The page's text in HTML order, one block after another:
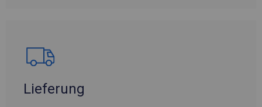
Lieferung